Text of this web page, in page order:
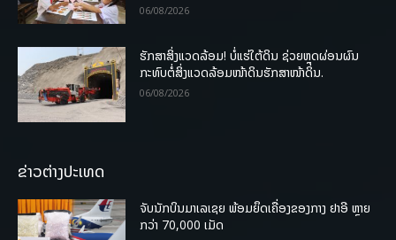
06/08/2026
ຮັກສາສິ່ງແວດລ້ອມ! ບໍ່ແຮ່ໃຕ້ດິນ ຊ່ວຍຫຼຸດຜ່ອນຜົນ
ກະທົບຕໍ່ສິ່ງແວດລ້ອມໜ້າດິນຮັກສາໜ້າດິນ.
06/08/2026
ຂ່າວຕ່າງປະເທດ
ຈັບນັກບິນມາເລເຊຍ ພ້ອມຍຶດເຄື່ອງຂອງກາງ ຢາອີ ຫຼາຍ
ກວ່າ 70,000 ເມັດ